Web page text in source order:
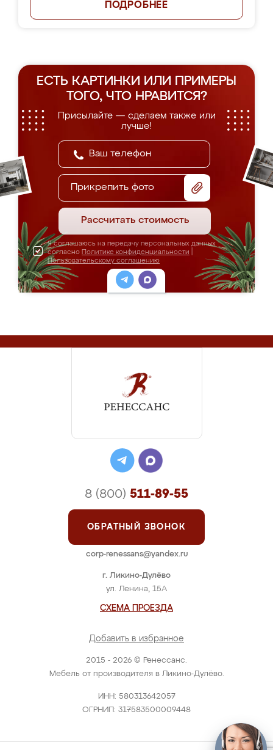
ПОДРОБНЕЕ
ЕСТЬ КАРТИНКИ ИЛИ ПРИМЕРЫ
ТОГО, ЧТО НРАВИТСЯ?
Присылайте — сделаем также или
лучше!
Прикрепить фото
Рассчитать стоимость
Я соглашаюсь на передачу персональных данных
согласно Политике конфиденциальности
Пользовательскому соглашению
2015 - 2026 © Ренессанс.
Мебель от производителя в Ликино-Дулёво.
ИНН: 580313642057
ОГРНИП: 317583500009448
г. Ликино-Дулёво
ул. Ленина, 15А
СХЕМА ПРОЕЗДА
Добавить в избранное
8 (800) 511-89-55
ОБРАТНЫЙ ЗВОНОК
corp-renessans@yandex.ru